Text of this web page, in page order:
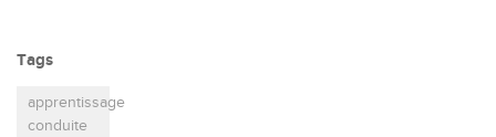
Tags
apprentissage
conduite